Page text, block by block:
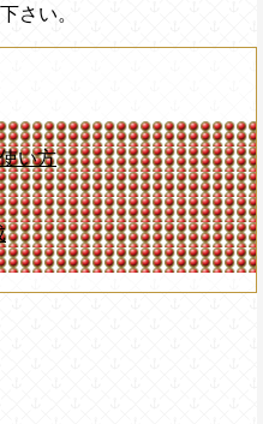
さい。
い方